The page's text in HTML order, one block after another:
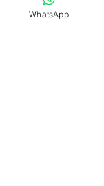
os problemas dos
presta
WhatsApp